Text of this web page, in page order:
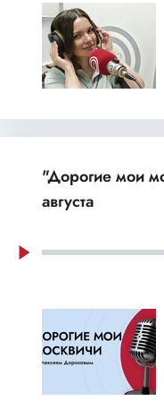
"Дорогие мои
августа